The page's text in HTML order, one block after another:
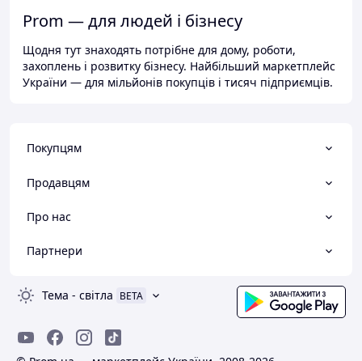
Prom — для людей і бізнесу
Щодня тут знаходять потрібне для дому, роботи,
захоплень і розвитку бізнесу. Найбільший маркетплейс
України — для мільйонів покупців і тисяч підприємців.
Покупцям
Продавцям
Про нас
Партнери
Тема - світла BETA